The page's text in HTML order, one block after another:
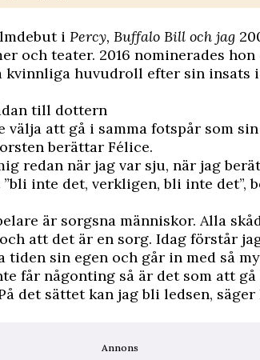
i Percy, Buffalo Bill och jag
och teater. 2016 nominerades
kvinnliga huvudroll efter sin insats
till dottern
välja att gå i samma fotspår som
berättar Félice.
redan när jag var sju, när jag
inte det, verkligen, bli inte det”,
är sorgsna människor. Alla
att det är en sorg. Idag förstår
tiden sin egen och går in med så
får någonting så är det som att gå
det sättet kan jag bli ledsen, säger
Annons